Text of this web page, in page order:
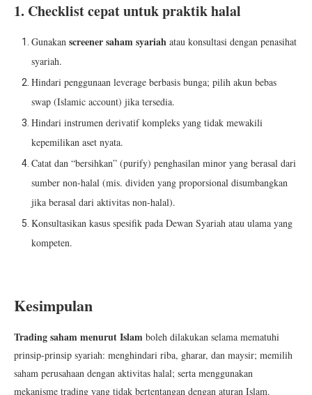
1. Checklist cepat untuk praktik halal
Gunakan screener saham syariah atau konsultasi dengan penasihat
syariah.
Hindari penggunaan leverage berbasis bunga; pilih akun bebas
swap (Islamic account) jika tersedia.
Hindari instrumen derivatif kompleks yang tidak mewakili
kepemilikan aset nyata.
Catat dan “bersihkan” (purify) penghasilan minor yang berasal dari
sumber non-halal (mis. dividen yang proporsional disumbangkan
jika berasal dari aktivitas non-halal).
Konsultasikan kasus spesifik pada Dewan Syariah atau ulama yang
kompeten.
Kesimpulan
Trading saham menurut Islam boleh dilakukan selama mematuhi
prinsip-prinsip syariah: menghindari riba, gharar, dan maysir; memilih
saham perusahaan dengan aktivitas halal; serta menggunakan
mekanisme trading yang tidak bertentangan dengan aturan Islam.